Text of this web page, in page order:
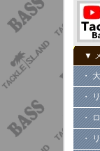
▼
・
・
・
・